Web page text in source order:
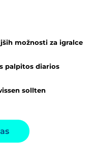
možnosti za igralce
palpitos diarios
sollten